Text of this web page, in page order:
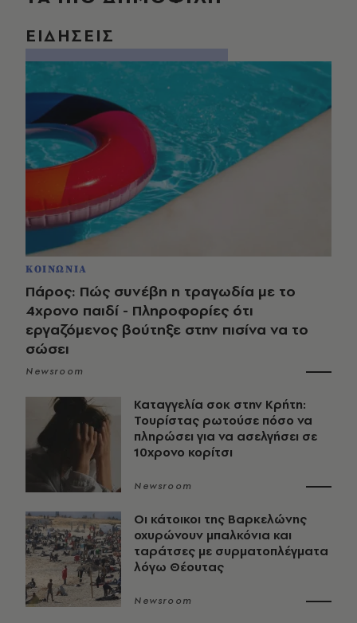
ΕΙΔΗΣΕΙΣ
ΚΟΙΝΩΝΙΑ
Πάρος: Πώς συνέβη η τραγωδία με το
4χρονο παιδί - Πληροφορίες ότι
εργαζόμενος βούτηξε στην πισίνα να το
σώσει
Newsroom
Καταγγελία σοκ στην Κρήτη:
Τουρίστας ρωτούσε πόσο να
πληρώσει για να ασελγήσει σε
10χρονο κορίτσι
Newsroom
Οι κάτοικοι της Βαρκελώνης
οχυρώνουν μπαλκόνια και
ταράτσες με συρματοπλέγματα
λόγω Θέουτας
Newsroom